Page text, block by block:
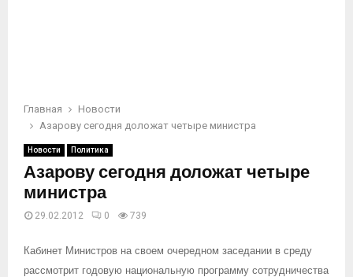
Главная
Новости
Азарову сегодня доложат четыре министра
Новости Политика
Азарову сегодня доложат четыре
министра
29.02.2012 0 739
Кабинет Министров на своем очередном заседании в среду
рассмотрит годовую национальную программу сотрудничества